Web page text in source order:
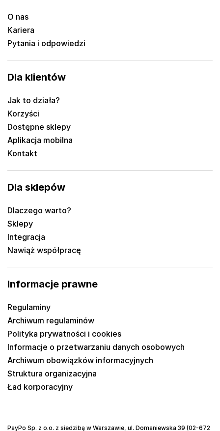
O nas
Kariera
Pytania i odpowiedzi
Dla klientów
Jak to działa?
Korzyści
Dostępne sklepy
Aplikacja mobilna
Kontakt
Dla sklepów
Dlaczego warto?
Sklepy
Integracja
Nawiąż współpracę
Informacje prawne
Regulaminy
Archiwum regulaminów
Polityka prywatności i cookies
Informacje o przetwarzaniu danych osobowych
Archiwum obowiązków informacyjnych
Struktura organizacyjna
Ład korporacyjny
PayPo Sp. z o.o. z siedzibą w Warszawie, ul. Domaniewska 39 (02-672